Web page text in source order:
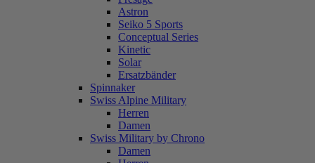
Astron
Seiko 5 Sports
Conceptual Series
Kinetic
Solar
Ersatzbänder
Spinnaker
Swiss Alpine Military
Herren
Damen
Swiss Military by Chrono
Damen